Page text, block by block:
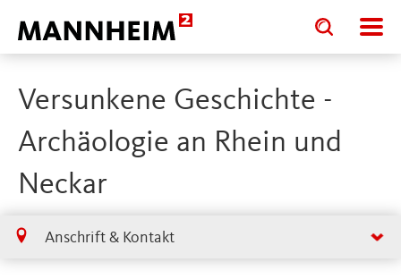
Toggle
search
input
Toggle
search
input
Versunkene Geschichte -
Archäologie an Rhein und
Neckar
Anschrift & Kontakt